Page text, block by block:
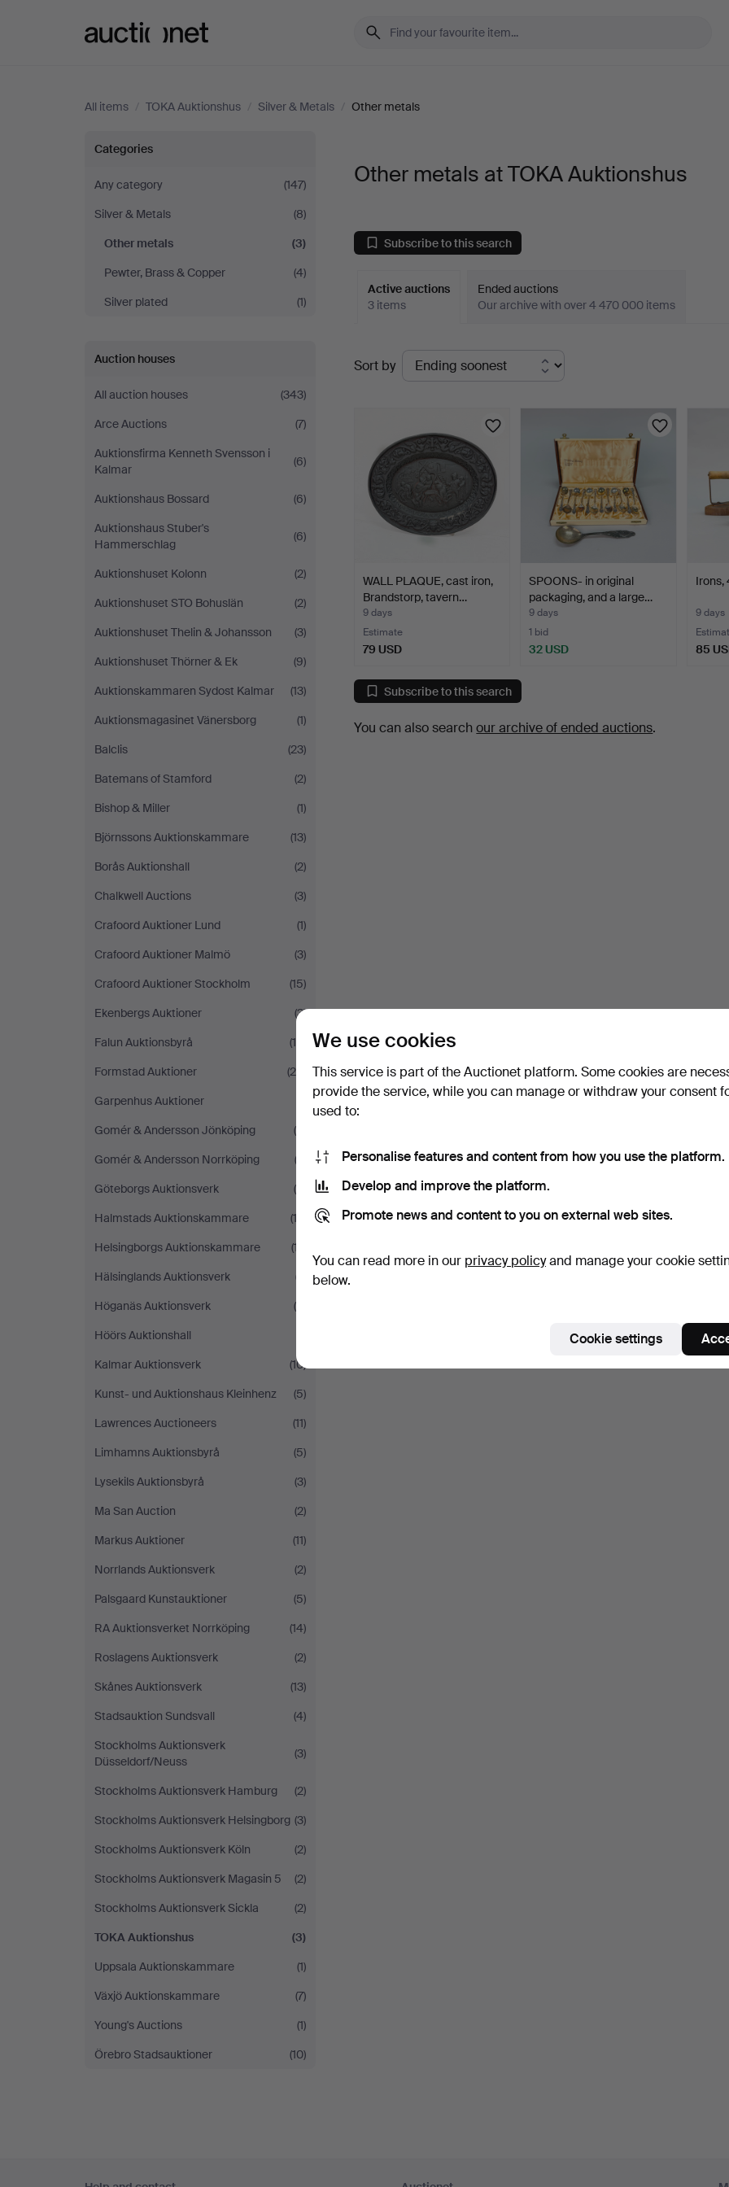
All items / TOKA Auktionshus / Silver & Metals / Other metals
Other
metals
at
TOKA
Auktionshus
Categories
Any category
(147)
Silver & Metals
(8)
Other metals
(3)
Pewter, Brass & Copper
(4)
Silver plated
(1)
Auction houses
All auction houses
(343)
Arce Auctions
(7)
Auktionsfirma Kenneth Svensson i
Kalmar
(6)
Auktionshaus Bossard
(6)
Auktionshaus Stuber's
Hammerschlag
(6)
Auktionshuset Kolonn
(2)
Auktionshuset STO Bohuslän
(2)
Auktionshuset Thelin & Johansson
(3)
Auktionshuset Thörner & Ek
(9)
Auktionskammaren Sydost Kalmar
(13)
Auktionsmagasinet Vänersborg
(1)
Balclis
(23)
Batemans of Stamford
(2)
Bishop & Miller
(1)
Björnssons Auktionskammare
(13)
Borås Auktionshall
(2)
Chalkwell Auctions
(3)
Crafoord Auktioner Lund
(1)
Crafoord Auktioner Malmö
(3)
Crafoord Auktioner Stockholm
(15)
Ekenbergs Auktioner
(3)
Falun Auktionsbyrå
(15)
Formstad Auktioner
(28)
Garpenhus Auktioner
Gomér & Andersson Jönköping
(6)
Gomér & Andersson Norrköping
(3)
Göteborgs Auktionsverk
(5)
Halmstads Auktionskammare
(12)
Helsingborgs Auktionskammare
(17)
Hälsinglands Auktionsverk
(7)
Höganäs Auktionsverk
(4)
Höörs Auktionshall
Kalmar Auktionsverk
(10)
Kunst- und Auktionshaus Kleinhenz
(5)
Lawrences Auctioneers
(11)
Limhamns Auktionsbyrå
(5)
Lysekils Auktionsbyrå
(3)
Ma San Auction
(2)
Markus Auktioner
(11)
Norrlands Auktionsverk
(2)
Palsgaard Kunstauktioner
(5)
RA Auktionsverket Norrköping
(14)
Roslagens Auktionsverk
(2)
Skånes Auktionsverk
(13)
Stadsauktion Sundsvall
(4)
Stockholms Auktionsverk
Düsseldorf/Neuss
(3)
Stockholms Auktionsverk Hamburg
(2)
Stockholms Auktionsverk Helsingborg (3)
Stockholms Auktionsverk Köln
(2)
Stockholms Auktionsverk Magasin 5
(2)
Stockholms Auktionsverk Sickla
(2)
TOKA Auktionshus
(3)
Uppsala Auktionskammare
(1)
Växjö Auktionskammare
(7)
Young's Auctions
(1)
Örebro Stadsauktioner
(10)
Other metals at TOKA Auktionshus
Subscribe to this search
Active auctions
3 items
Ended auctions
Our archive with over 4 470 000 items
Active
auctions
Sort by
WALL PLAQUE, cast iron,
Brandstorp, tavern…
9 days
Estimate
79 USD
SPOONS- in original
packaging, and a large…
9 days
1 bid
32 USD
Irons,
9 days
85
Subscribe to this search
You can also searchour archive of ended auctions.
We use cookies
This service is part of the Auctionet platform. Some cookies are
provide the service, while you can manage or withdraw your consent
used to:
Personalise features and content from how you use the platform.
Develop and improve the platform.
Promote news and content to you on external web sites.
You can read more in our privacy policyand manage your cookie
below.
Cookie settings